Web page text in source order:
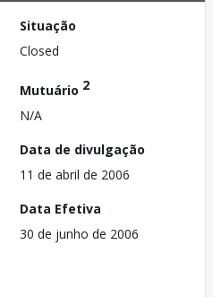
Situação
Closed
Mutuário 2
N/A
Data de divulgação
11 de abril de 2006
Data Efetiva
30 de junho de 2006